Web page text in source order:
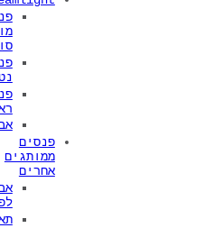
פנסים
מופעלי
סוללות
פנסים
נטענים
פנסי
אביזרים
פנסים
ממותגים
אביזרים
לפנסים
תאורת